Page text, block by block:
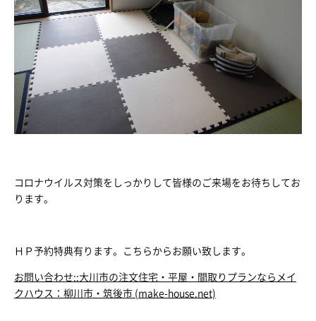
コロナウイルス対策をしっかりして皆様のご来場をお待ちしてお
ります。
ＨＰ予約特典有ります。こちらからお願い致します。
お問い合わせ::大川市の注文住宅・平屋・間取りプランならメイ
クハウス：柳川市・筑後市 (make-house.net)